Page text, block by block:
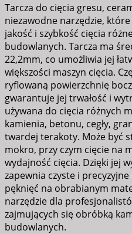
Tarcza do cięcia gresu,
niezawodne narzędzie,
jakość i szybkość cięcia
budowlanych. Tarcza ma
22,2mm, co umożliwia jej
większości maszyn cięcia.
ryflowaną powierzchnię
gwarantuje jej trwałość i
używana do cięcia różnych
kamienia, betonu, cegły,
twardej terakoty. Może być
mokro, przy czym cięcie na
wydajność cięcia. Dzięki jej
zapewnia czyste i
pęknięć na obrabianym
narzędzie dla
zajmujących się obróbką
budowlanych.